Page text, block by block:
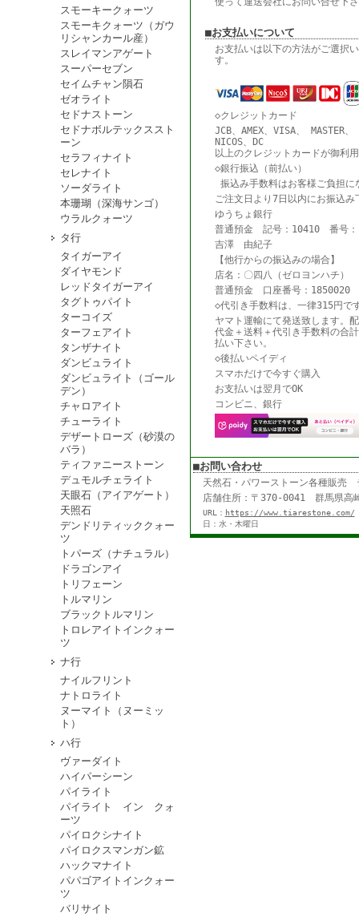
スモーキークォーツ
スモーキクォーツ（ガウ
リシャンカール産）
スレイマンアゲート
スーパーセブン
セイムチャン隕石
ゼオライト
セドナストーン
セドナボルテックススト
ーン
セラフィナイト
セレナイト
ソーダライト
本珊瑚（深海サンゴ）
ウラルクォーツ
タ行
タイガーアイ
ダイヤモンド
レッドタイガーアイ
タグトゥパイト
ターコイズ
ターフェアイト
タンザナイト
ダンビュライト
ダンビュライト（ゴール
デン）
チャロアイト
チューライト
デザートローズ（砂漠の
バラ）
ティファニーストーン
デュモルチェライト
天眼石（アイアゲート）
天照石
デンドリティッククォー
ツ
トパーズ（ナチュラル）
ドラゴンアイ
トリフェーン
トルマリン
ブラックトルマリン
トロレアイトインクォー
ツ
ナ行
ナイルフリント
ナトロライト
ヌーマイト（ヌーミッ
ト）
ハ行
ヴァーダイト
ハイパーシーン
パイライト
パイライト イン クォ
ーツ
パイロクシナイト
パイロクスマンガン鉱
ハックマナイト
パパゴアイトインクォー
ツ
バリサイト
■お支払いについて
お支払いは以下の方法がご選択
す。
◇クレジットカード
JCB、AMEX、VISA、 MASTER
NICOS、DC
以上のクレジットカードが御利
◇銀行振込（前払い）
振込み手数料はお客様ご負担に
ご注文日より7日以内にお振込み
ゆうちょ銀行
普通預金 記号：10410 番号：
吉澤 由紀子
【他行からの振込みの場合】
店名：〇四八（ゼロヨンハチ）
普通預金 口座番号：1850020
◇代引き手数料は、一律315円で
ヤマト運輸にて発送致します。
代金＋送料＋代引き手数料の合
払い下さい。
◇後払いペイディ
スマホだけで今すぐ購入
お支払いは翌月でOK
コンビニ、銀行
■お問い合わせ
天然石・パワーストーン各種販
店舗住所：〒370-0041 群馬
URL： https://www.tiarestone.com/
日：水・木曜日